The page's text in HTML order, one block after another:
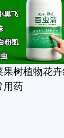
树植物花
用药